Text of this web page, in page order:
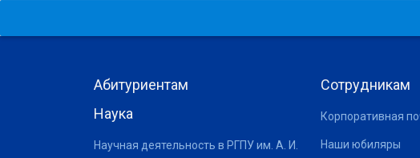
Абитуриентам
Наука
Научная деятельность в РГПУ им. А. И.
Сотрудникам
Корпоративная
Наши юбиляры